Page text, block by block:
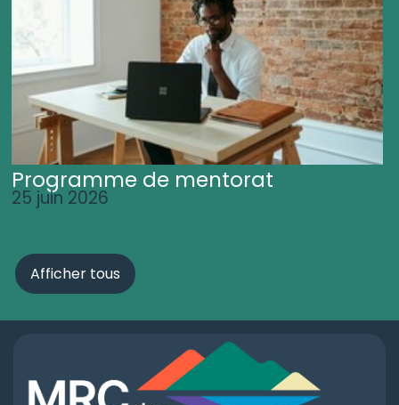
Programme de mentorat
25 juin 2026
Afficher tous